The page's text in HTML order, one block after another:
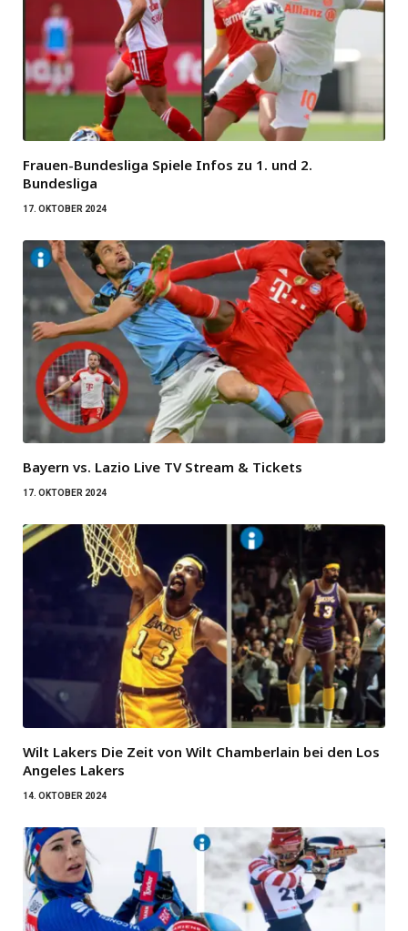
Frauen-Bundesliga Spiele Infos zu 1. und 2.
Bundesliga
17. OKTOBER 2024
Bayern vs. Lazio Live TV Stream & Tickets
17. OKTOBER 2024
Wilt Lakers Die Zeit von Wilt Chamberlain bei den Los
Angeles Lakers
14. OKTOBER 2024